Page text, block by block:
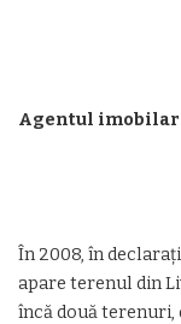
Agentul imobilar
În 2008, în
apare terenul din
încă două terenuri,